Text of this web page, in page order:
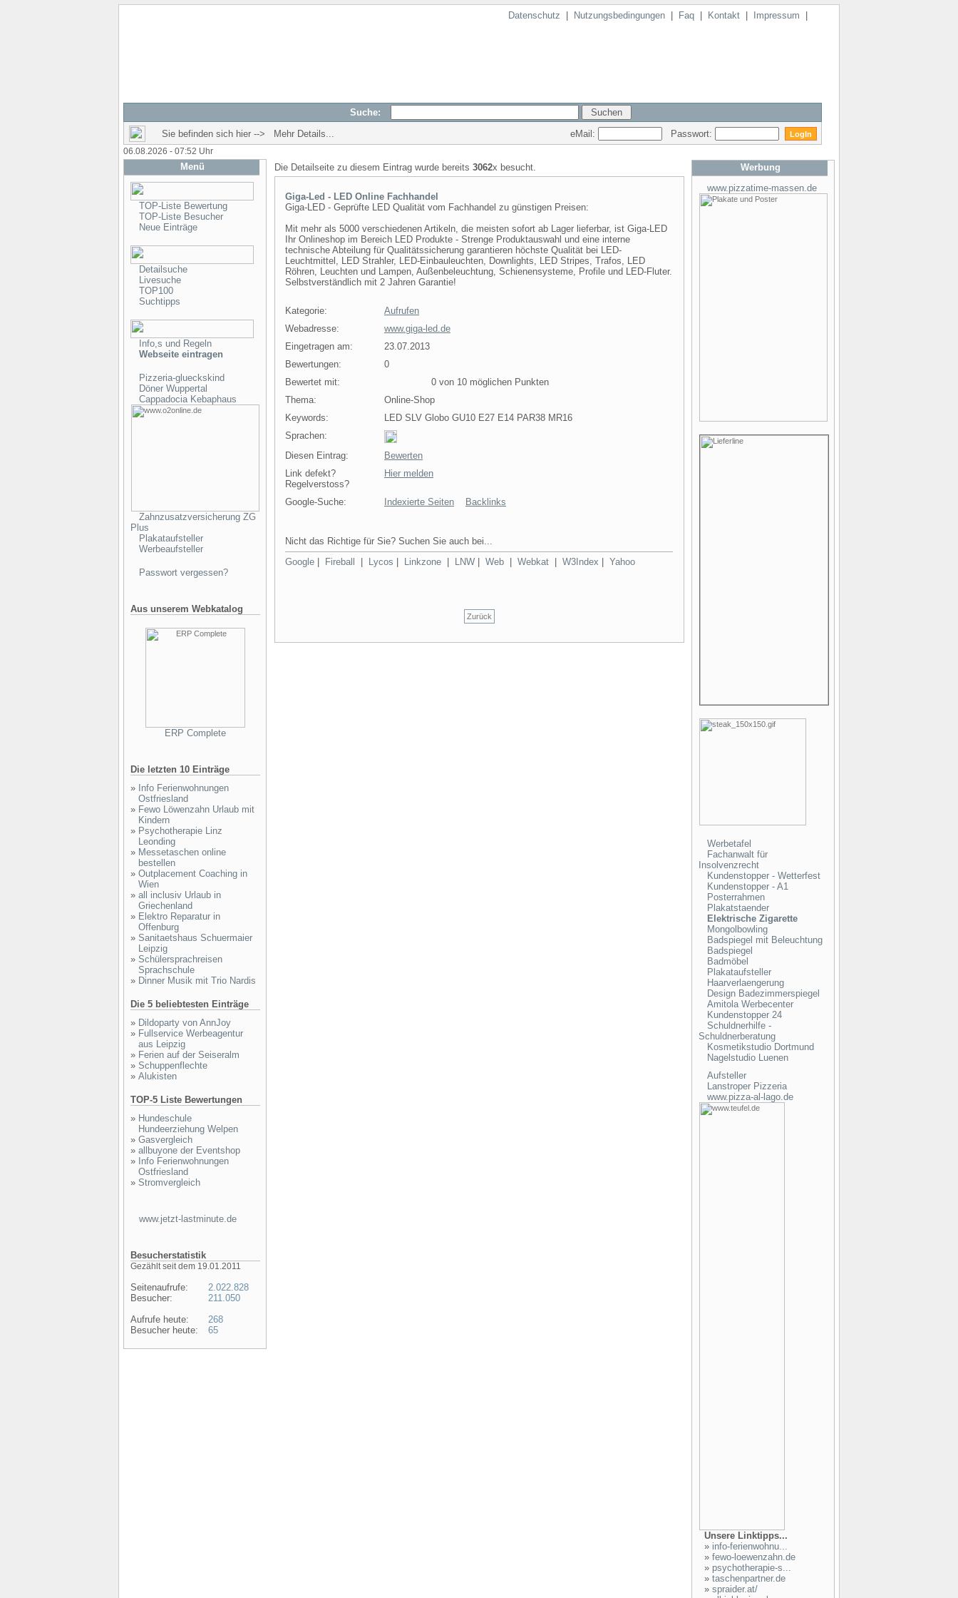
Datenschutz Nutzungsbedingungen Faq Kontakt Impressum
Suche:
Sie befinden sich hier --> Mehr Details...
eMail: Passwort:
06.08.2026 - 07:52 Uhr
Menü
TOP-Liste Bewertung
TOP-Liste Besucher
Neue Einträge
Detailsuche
Livesuche
TOP100
Suchtipps
Info,s und Regeln
Webseite eintragen
Pizzeria-glueckskind
Döner Wuppertal
Cappadocia Kebaphaus
Zahnzusatzversicherung ZG
Plus
Plakataufsteller
Werbeaufsteller
Passwort vergessen?
Aus unserem Webkatalog
ERP Complete
Die letzten 10 Einträge
» Info Ferienwohnungen
Ostfriesland
» Fewo Löwenzahn Urlaub mit
Kindern
» Psychotherapie Linz
Leonding
» Messetaschen online
bestellen
» Outplacement Coaching in
Wien
» all inclusiv Urlaub in
Griechenland
» Elektro Reparatur in
Offenburg
» Sanitaetshaus Schuermaier
Leipzig
» Schülersprachreisen
Sprachschule
» Dinner Musik mit Trio Nardis
Die 5 beliebtesten Einträge
» Dildoparty von AnnJoy
» Fullservice Werbeagentur
aus Leipzig
» Ferien auf der Seiseralm
» Schuppenflechte
» Alukisten
TOP-5 Liste Bewertungen
» Hundeschule
Hundeerziehung Welpen
» Gasvergleich
» allbuyone der Eventshop
» Info Ferienwohnungen
Ostfriesland
» Stromvergleich
www.jetzt-lastminute.de
Besucherstatistik
Gezählt seit dem 19.01.2011
Seitenaufrufe:
Besucher:
Aufrufe heute:
Besucher heute:
2.022.828
211.050
268
65
Die Detailseite zu diesem Eintrag wurde bereits 3062x besucht.
Giga-Led - LED Online Fachhandel
Giga-LED - Geprüfte LED Qualität vom Fachhandel zu günstigen Preisen:
Mit mehr als 5000 verschiedenen Artikeln, die meisten sofort ab Lager lieferbar, ist Giga-LED
Ihr Onlineshop im Bereich LED Produkte - Strenge Produktauswahl und eine interne
technische Abteilung für Qualitätssicherung garantieren höchste Qualität bei LED-
Leuchtmittel, LED Strahler, LED-Einbauleuchten, Downlights, LED Stripes, Trafos, LED
Röhren, Leuchten und Lampen, Außenbeleuchtung, Schienensysteme, Profile und LED-Fluter.
Selbstverständlich mit 2 Jahren Garantie!
Kategorie:
Aufrufen
Webadresse:
www.giga-led.de
Eingetragen am:
23.07.2013
Bewertungen:
0
Bewertet mit:
0 von 10 möglichen Punkten
Thema:
Online-Shop
Keywords:
LED SLV Globo GU10 E27 E14 PAR38 MR16
Sprachen:
Diesen Eintrag:
Bewerten
Link defekt?
Regelverstoss?
Hier melden
Google-Suche: Indexierte Seiten Backlinks
Nicht das Richtige für Sie? Suchen Sie auch bei...
Google
Fireball Lycos Linkzone LNW Web Webkat W3Index Yahoo
Zurück
Werbung
www.pizzatime-massen.de
Werbetafel
Fachanwalt für
Insolvenzrecht
Kundenstopper - Wetterfest
Kundenstopper - A1
Posterrahmen
Plakatstaender
Elektrische Zigarette
Mongolbowling
Badspiegel mit Beleuchtung
Badspiegel
Badmöbel
Plakataufsteller
Haarverlaengerung
Design Badezimmerspiegel
Amitola Werbecenter
Kundenstopper 24
Schuldnerhilfe -
Schuldnerberatung
Kosmetikstudio Dortmund
Nagelstudio Luenen
Aufsteller
Lanstroper Pizzeria
www.pizza-al-lago.de
Unsere Linktipps...
» info-ferienwohnu...
» fewo-loewenzahn.de
» psychotherapie-s...
» taschenpartner.de
» spraider.at/